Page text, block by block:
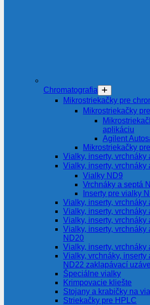
Chromatografia
Mikrostriekačky pre
Mikrostriekačky
aplikáciu
Agilent
Mikrostriekačky
Vialky, inserty, vrchnáky
Vialky, inserty, vrchnáky
Vialky ND9
Vrchnáky a septá
Inserty pre vialky
Vialky, inserty, vrchnáky
Vialky, inserty, vrchnáky
Vialky, inserty, vrchnáky
Vialky, inserty, vrchnáky
ND20
Vialky, inserty, vrchnáky
Vialky, vrchnáky, inserty
ND22 zaklapávací
Špeciálne vialky
Krimpovacie kliešte
Stojany a krabičky na
Striekačky pre HPLC